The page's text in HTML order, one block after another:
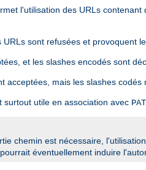
l'utilisation des URLs
URLs sont refusées et provoquent
et les slashes encodés sont
acceptées, mais les slashes
surtout utile en association avec
chemin est nécessaire,
éventuellement induire